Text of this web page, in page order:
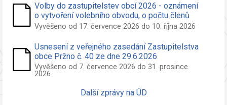
Volby do zastupitelstev obcí 2026 - oznámení
o vytvoření volebního obvodu, o počtu členů
zastupitelstva volených ve volebním obvodu a
nezávislého kandidáta a sdružení nezáv.
kandidátů
Vyvěšeno od 17. července 2026 do 10. října 2026
Usnesení z veřejného zasedání Zastupitelstva
obce Pržno č. 40 ze dne 29.6.2026
Vyvěšeno od 7. července 2026 do 31. prosince
2026
Další zprávy na ÚD